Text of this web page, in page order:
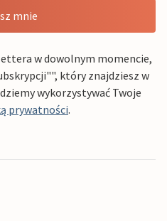
mnie
w dowolnym momencie,
który znajdziesz w
wykorzystywać Twoje
prywatności.